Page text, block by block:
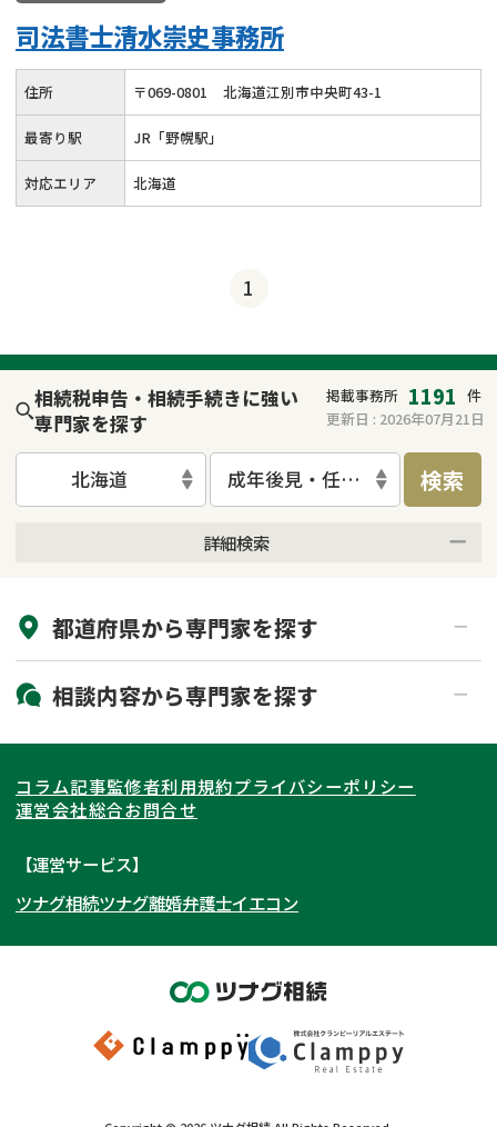
司法書士清水崇史事務所
住所 〒069-0801 北海道江別市中央町43-1
最寄り駅 JR「野幌駅」
対応エリア 北海道
1
相続税申告・相続手続きに強い
専門家を探す
掲載事務所 1191 件
更新日 : 2026年07月21日
北海道 成年後見・任意後見 検索
詳細検索
初回相談無料
土日祝の相談可能
都道府県から専門家を探す
北海道・東北
北海道 青森県
岩手県 宮城県
秋田県
福島県
関東
東京都 神奈川県
埼玉県
茨城県 群馬県
東海
愛知県
岐阜県 山梨県
関西
大阪府 京都府
奈良県
和歌山県
北陸・甲信越
石川県
富山県
岡山県
九州・沖縄
相談内容から専門家を探す
相続登記
遺産分割
相続手続き
家族信託
成年後見・任意後見
相続財産調査
不動産評価(相続不動産)
相続トラブル
コラム記事監修者利用規約プライバシーポリシー
運営会社総合お問合せ
【運営サービス】
ツナグ相続ツナグ離婚弁護士イエコン